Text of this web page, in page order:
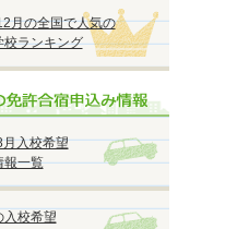
月の全国で人気の
校ランキング
入校希望
報一覧
入校希望